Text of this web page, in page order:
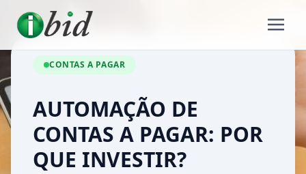
CONTAS A PAGAR
AUTOMAÇÃO DE
CONTAS A PAGAR: POR
QUE INVESTIR?